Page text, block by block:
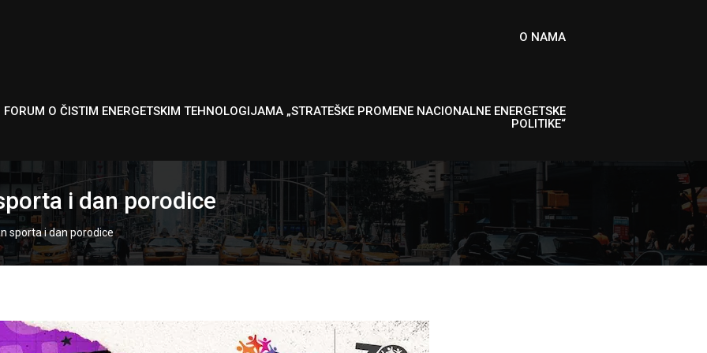
O NAMA
O ČISTIM ENERGETSKIM TEHNOLOGIJAMA „STRATEŠKE PROMENE NACIONALNE ENERGETSKE
POLITIKE“
i dan porodice
sporta i dan porodice